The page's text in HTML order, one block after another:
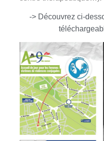
-> Découvrez ci-